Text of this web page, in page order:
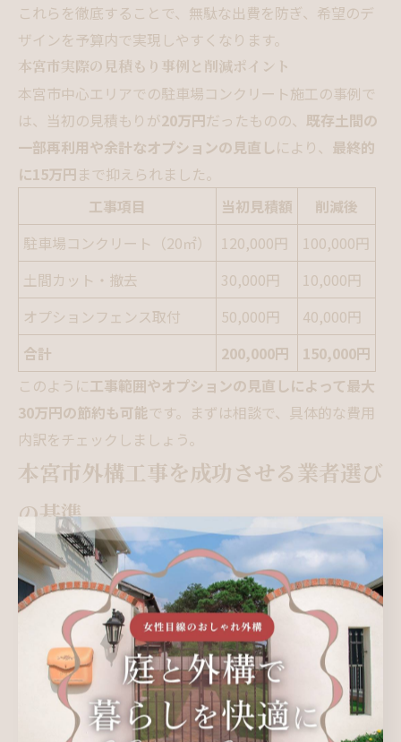
これらを徹底することで、無駄な出費を防ぎ、希望のデ
ザインを予算内で実現しやすくなります。
本宮市実際の見積もり事例と削減ポイント
本宮市中心エリアでの駐車場コンクリート施工の事例で
は、当初の見積もりが20万円だったものの、 既存土間の
一部再利用や余計なオプションの見直しにより、 最終的
に15万円まで抑えられました。
工事項目
当初見積額
削減後
駐車場コンクリート（20㎡）
120,000円
100,000円
土間カット・撤去
30,000円
10,000円
オプションフェンス取付
50,000円
40,000円
合計
200,000円
150,000円
このように工事範囲やオプションの見直しによって最大
30万円の節約も可能です。まずは相談で、具体的な費用
内訳をチェックしましょう。
本宮市外構工事を成功させる業者選び
の基準
本宮・郡山エリアで評判の高い外構業者の共通
特徴
本宮市や郡山市で評判の外構業者にはいくつか共通点が
あります。地元で長年の施工実績を持ち、アフターサー
ビスや定期点検に力を入れている会社が多いことが挙げ
られます。信頼できるネットワークに属しているかも確
認ポイントです。地元密着型の業者は、地域の気候や土